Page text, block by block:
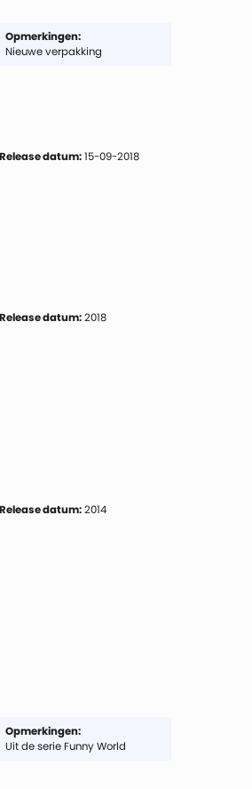
Opmerkingen:
Nieuwe verpakking
Release datum: 15-09-2018
Release datum: 2018
Release datum: 2014
Opmerkingen:
Uit de serie Funny World